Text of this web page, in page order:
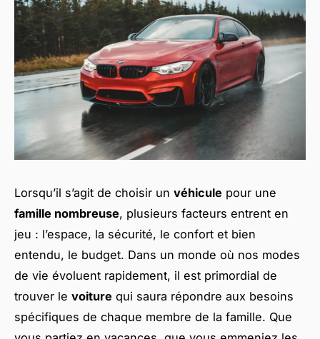
Lorsqu’il s’agit de choisir un véhicule pour une
famille nombreuse, plusieurs facteurs entrent en
jeu : l’espace, la sécurité, le confort et bien
entendu, le budget. Dans un monde où nos modes
de vie évoluent rapidement, il est primordial de
trouver le voiture qui saura répondre aux besoins
spécifiques de chaque membre de la famille. Que